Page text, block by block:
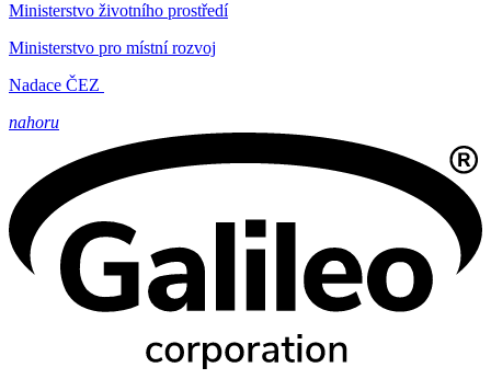
Ministerstvo životního prostředí
Ministerstvo pro místní rozvoj
Nadace ČEZ
nahoru